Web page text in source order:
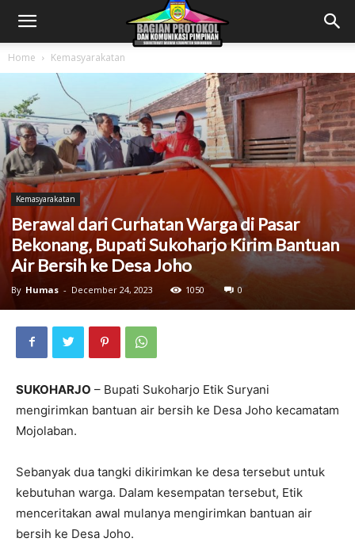
Home Kemasyarakatan
Kemasyarakatan
Berawal dari Curhatan Warga di Pasar
Bekonang, Bupati Sukoharjo Kirim Bantuan
Air Bersih ke Desa Joho
By Humas - December 24, 2023 1050 0
SUKOHARJO – Bupati Sukoharjo Etik Suryani
mengirimkan bantuan air bersih ke Desa Joho kecamatam
Mojolaban.
Sebanyak dua tangki dikirimkan ke desa tersebut untuk
kebutuhan warga. Dalam kesempatan tersebut, Etik
menceritakan awal mulanya mengirimkan bantuan air
bersih ke Desa Joho.